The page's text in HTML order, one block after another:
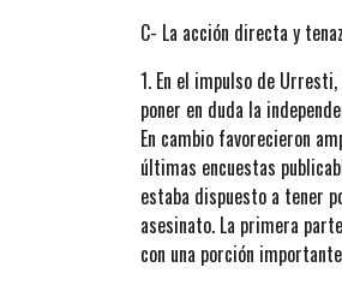
C- La acción directa y
1. En el impulso de
poner en duda la
En cambio favorecieron
últimas encuestas
estaba dispuesto a tener
asesinato. La primera
con una porción